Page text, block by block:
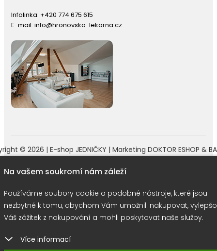
Infolinka: +420 774 675 615
E-mail: info@hronovska-lekarna.cz
© 2026 | E-shop JEDNIČKY | Marketing DOKTOR ESHOP &
Na vašem soukromí nám záleží
Používáme soubory cookie a podobné nástroje, které jsou
nezbytné k tomu, abychom Vám umožnili nakupovat,
Váš zážitek z nakupování a mohli poskytovat naše služby.
Více informací